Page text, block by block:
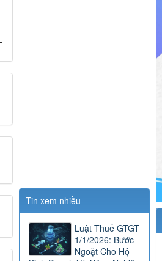
Tin xem nhiều
Luật Thuế GTGT
1/1/2026: Bước
Ngoặt Cho Hộ